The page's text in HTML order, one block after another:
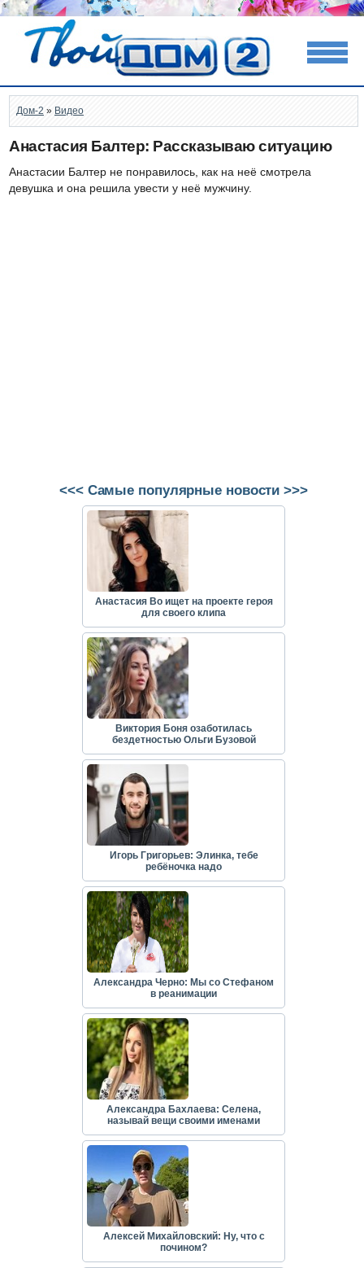
Дом-2 » Видео
Анастасия Балтер: Рассказываю ситуацию
Анастасии Балтер не понравилось, как на неё смотрела
девушка и она решила увести у неё мужчину.
<<< Самые популярные новости >>>
Анастасия Во ищет на проекте героя
для своего клипа
Виктория Боня озаботилась
бездетностью Ольги Бузовой
Игорь Григорьев: Элинка, тебе
ребёночка надо
Александра Черно: Мы со Стефаном
в реанимации
Александра Бахлаева: Селена,
называй вещи своими именами
Алексей Михайловский: Ну, что с
почином?